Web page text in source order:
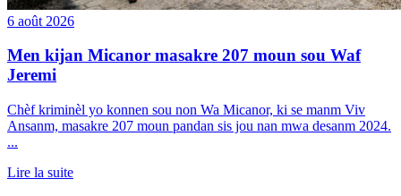
6 août 2026
Men kijan Micanor masakre 207 moun sou Waf
Jeremi
Chèf kriminèl yo konnen sou non Wa Micanor, ki se manm Viv
Ansanm, masakre 207 moun pandan sis jou nan mwa desanm 2024.
...
Lire la suite